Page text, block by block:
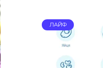
ЛАЙФ